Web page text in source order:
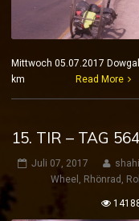
Mittwoch 05.07.2017
km
Read More
15. TIR – TAG
Juli 07, 2017
Wheel , Rhönrad ,